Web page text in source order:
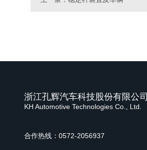
浙江孔辉汽车科技股份有限公司
KH Automotive Technologies Co., Ltd.
合作热线：0572-2056937